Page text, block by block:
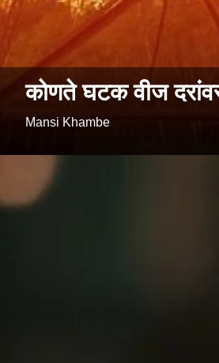
कोणते घटक वीज
Mansi Khambe